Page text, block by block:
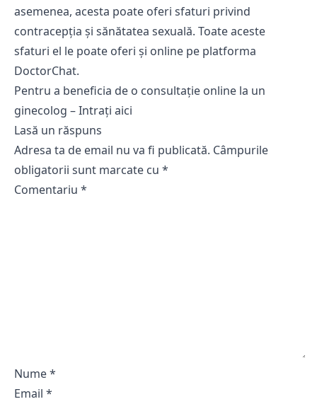
asemenea, acesta poate oferi sfaturi privind
contracepția și sănătatea sexuală. Toate aceste
sfaturi el le poate oferi și online pe platforma
DoctorChat.
Pentru a beneficia de o consultație online la un
ginecolog –Intrați aici
Lasă un răspuns
Adresa ta de email nu va fi publicată. Câmpurile
obligatorii sunt marcate cu *
Comentariu *
Nume*
Email *